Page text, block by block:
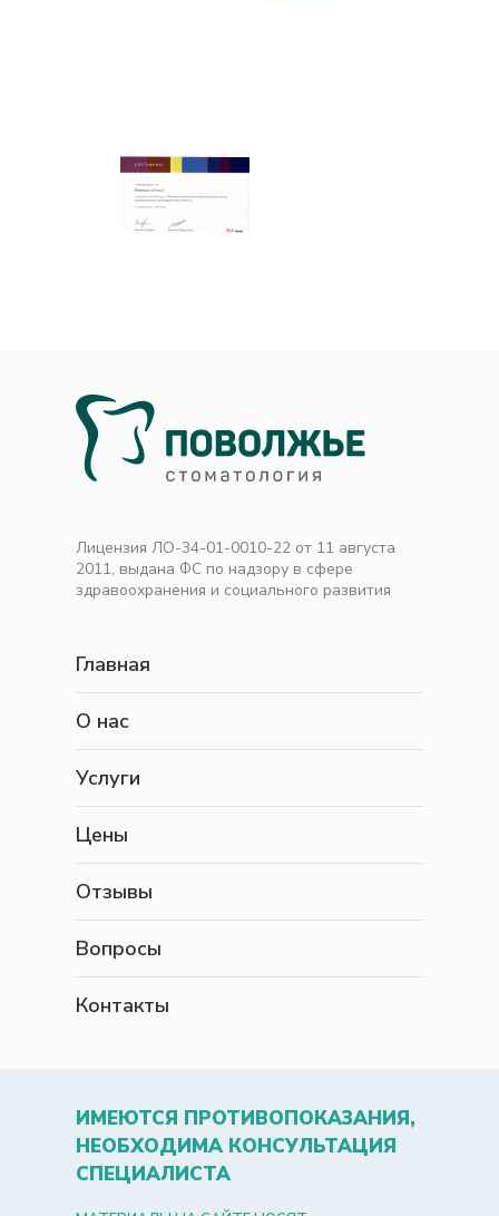
Лицензия ЛО-34-01-0010-22 от 11 августа
2011, выдана ФС по надзору в сфере
здравоохранения и социального развития
Главная
О нас
Услуги
Цены
Отзывы
Вопросы
Контакты
ИМЕЮТСЯ ПРОТИВОПОКАЗАНИЯ,
НЕОБХОДИМА КОНСУЛЬТАЦИЯ
СПЕЦИАЛИСТА